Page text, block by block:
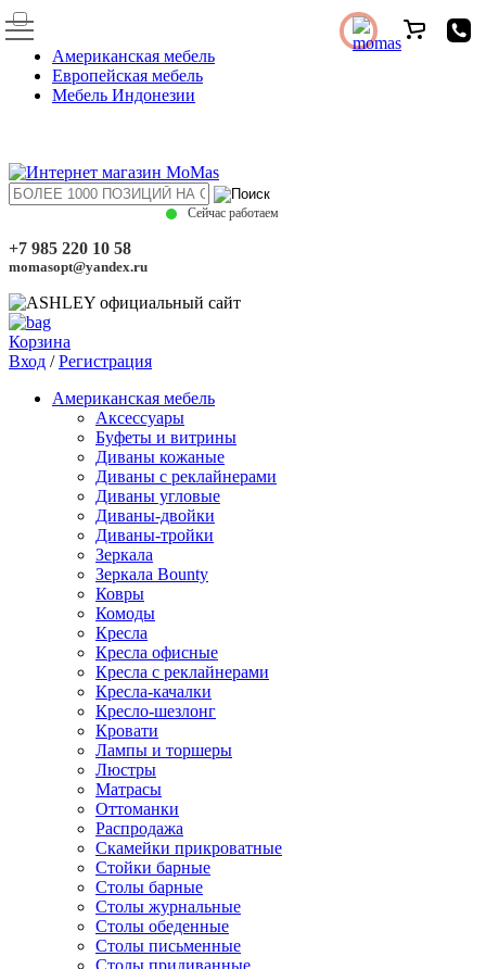
Американская мебель
Европейская мебель
Мебель Индонезии
Сейчас работаем
+7 985 220 10 58
momasopt@yandex.ru
Корзина
Вход /Регистрация
Американская мебель
Аксессуары
Буфеты и витрины
Диваны кожаные
Диваны с реклайнерами
Диваны угловые
Диваны-двойки
Диваны-тройки
Зеркала
Зеркала Bounty
Ковры
Комоды
Кресла
Кресла офисные
Кресла с реклайнерами
Кресла-качалки
Кресло-шезлонг
Кровати
Лампы и торшеры
Люстры
Матрасы
Оттоманки
Распродажа
Скамейки прикроватные
Стойки барные
Столы барные
Столы журнальные
Столы обеденные
Столы письменные
Столы придиванные